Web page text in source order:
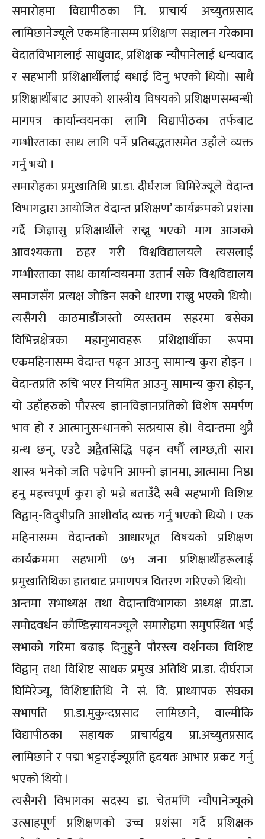
समारोहमा विद्यापीठका नि. प्राचार्य अच्युतप्रसाद
लामिछानेज्यूले एकमहिनासम्म प्रशिक्षण सञ्चालन गरेकामा
वेदातविभागलाई साधुवाद, प्रशिक्षक न्यौपानेलाई धन्यवाद
र सहभागी प्रशिक्षार्थीलाई बधाई दिनु भएको थियो। साथै
प्रशिक्षार्थीबाट आएको शास्त्रीय विषयको प्रशिक्षणसम्बन्धी
मागपत्र कार्यान्वयनका लागि विद्यापीठका तर्फबाट
गम्भीरताका साथ लागि पर्ने प्रतिबद्धतासमेत उहाँले व्यक्त
गर्नु भयो ।
समारोहका प्रमुखातिथि प्रा.डा. दीर्घराज घिमिरेज्यूले वेदान्त
विभागद्वारा आयोजित वेदान्त प्रशिक्षण’ कार्यक्रमको प्रशंसा
गर्दै जिज्ञासु प्रशिक्षार्थीले राख्नु भएको माग आजको
आवश्यकता ठहर गरी विश्वविद्यालयले त्यसलाई
गम्भीरताका साथ कार्यान्वयनमा उतार्न सके विश्वविद्यालय
समाजसँग प्रत्यक्ष जोडिन सक्ने धारणा राख्नु भएको थियो।
त्यसैगरी काठमाडौँजस्तो व्यस्ततम सहरमा बसेका
विभिन्नक्षेत्रका महानुभावहरू प्रशिक्षार्थीका रूपमा
एकमहिनासम्म वेदान्त पढ्न आउनु सामान्य कुरा होइन ।
वेदान्तप्रति रुचि भएर नियमित आउनु सामान्य कुरा होइन,
यो उहाँहरुको पौरस्त्य ज्ञानविज्ञानप्रतिको विशेष समर्पण
भाव हो र आत्मानुसन्धानको सत्प्रयास हो। वेदान्तमा थुप्रै
ग्रन्थ छन्, एउटै अद्वैतसिद्धि पढ्न वर्षौँ लाग्छ,ती सारा
शास्त्र भनेको जति पढेपनि आफ्नो ज्ञानमा, आत्मामा निष्ठा
हनु महत्त्वपूर्ण कुरा हो भन्ने बताउँदै सबै सहभागी विशिष्ट
विद्वान्-विदुषीप्रति आशीर्वाद व्यक्त गर्नु भएको थियो । एक
महिनासम्म वेदान्तको आधारभूत विषयको प्रशिक्षण
कार्यक्रममा सहभागी ७५ जना प्रशिक्षार्थीहरूलाई
प्रमुखातिथिका हातबाट प्रमाणपत्र वितरण गरिएको थियो।
अन्तमा सभाध्यक्ष तथा वेदान्तविभागका अध्यक्ष प्रा.डा.
समोदवर्धन कौण्डिन्न्यायनज्यूले समारोहमा समुपस्थित भई
सभाको गरिमा बढाइ दिनुहुने पौरस्त्य वर्शनका विशिष्ट
विद्वान् तथा विशिष्ट साधक प्रमुख अतिथि प्रा.डा. दीर्घराज
घिमिरेज्यू, विशिष्टातिथि ने सं. वि. प्राध्यापक संघका
सभापति प्रा.डा.मुकुन्दप्रसाद लामिछाने, वाल्मीकि
विद्यापीठका सहायक प्राचार्यद्वय प्रा.अच्युतप्रसाद
लामिछाने र पद्मा भट्टराईज्यूप्रति हृदयतः आभार प्रकट गर्नु
भएको थियो ।
त्यसैगरी विभागका सदस्य डा. चेतमणि न्यौपानेज्यूको
उत्साहपूर्ण प्रशिक्षणको उच्च प्रशंसा गर्दै प्रशिक्षक